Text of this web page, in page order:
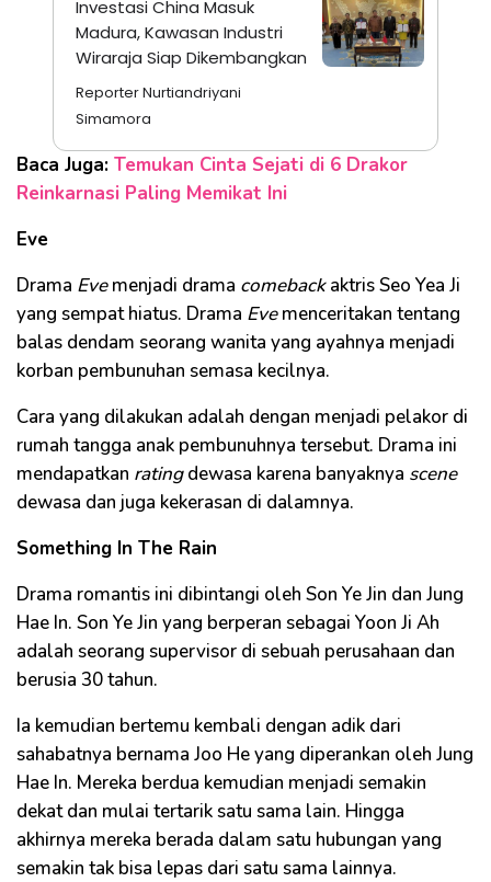
Investasi China Masuk
Madura, Kawasan Industri
Wiraraja Siap Dikembangkan
Reporter Nurtiandriyani
Simamora
Baca Juga: Temukan Cinta Sejati di 6 Drakor
Reinkarnasi Paling Memikat Ini
Eve
Drama Evemenjadi drama comebackaktris Seo Yea Ji
yang sempat hiatus. Drama Evemenceritakan tentang
balas dendam seorang wanita yang ayahnya menjadi
korban pembunuhan semasa kecilnya.
Cara yang dilakukan adalah dengan menjadi pelakor di
rumah tangga anak pembunuhnya tersebut. Drama ini
mendapatkan ratingdewasa karena banyaknya scene
dewasa dan juga kekerasan di dalamnya.
Something In The Rain
Drama romantis ini dibintangi oleh Son Ye Jin dan Jung
Hae In. Son Ye Jin yang berperan sebagai Yoon Ji Ah
adalah seorang supervisor di sebuah perusahaan dan
berusia 30 tahun.
Ia kemudian bertemu kembali dengan adik dari
sahabatnya bernama Joo He yang diperankan oleh Jung
Hae In. Mereka berdua kemudian menjadi semakin
dekat dan mulai tertarik satu sama lain. Hingga
akhirnya mereka berada dalam satu hubungan yang
semakin tak bisa lepas dari satu sama lainnya.